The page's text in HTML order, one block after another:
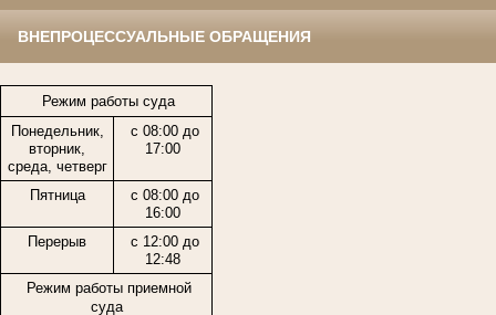
ВНЕПРОЦЕССУАЛЬНЫЕ ОБРАЩЕНИЯ
Режим работы суда
Понедельник,
вторник,
среда, четверг
с 08:00 до
17:00
Пятница
с 08:00 до
16:00
Перерыв
с 12:00 до
12:48
Режим работы приемной
суда